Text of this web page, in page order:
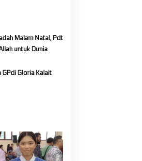
Malam Natal, Pdt
untuk Dunia
GPdi Gloria Kalait